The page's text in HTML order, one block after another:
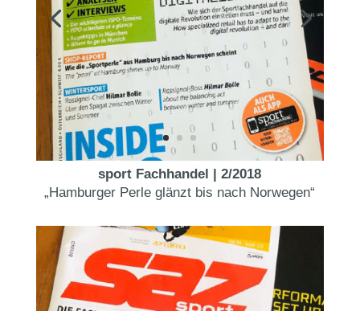
sport Fachhandel | 2/2018
„Hamburger Perle glänzt bis nach Norwegen“